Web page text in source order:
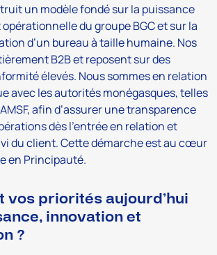
un modèle fondé sur la puissance
du groupe BGC et sur la
d’un bureau à taille humaine. Nos
B2B et reposent sur des
élevés. Nous sommes en relation
avec les autorités monégasques, telles
afin d’assurer une transparence
dès l’entrée en relation et
du client. Cette démarche est au cœur
en Principauté.
vos priorités aujourd’hui
innovation et
?